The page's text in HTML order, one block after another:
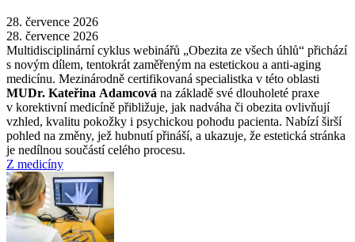
28. července 2026
28. července 2026
Multidisciplinární cyklus webinářů „Obezita ze všech úhlů“ přichází
s novým dílem, tentokrát zaměřeným na estetickou a anti-aging
medicínu. Mezinárodně certifikovaná specialistka v této oblasti
MUDr. Kateřina Adamcová na základě své dlouholeté praxe
v korektivní medicíně přibližuje, jak nadváha či obezita ovlivňují
vzhled, kvalitu pokožky i psychickou pohodu pacienta. Nabízí širší
pohled na změny, jež hubnutí přináší, a ukazuje, že estetická stránka
je nedílnou součástí celého procesu.
Z medicíny